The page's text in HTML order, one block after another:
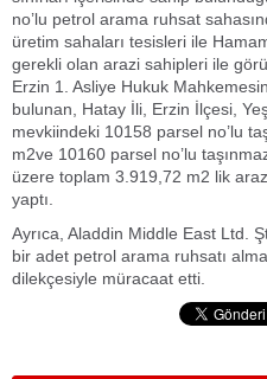
no’lu petrol arama ruhsat
üretim sahaları tesisleri ile
gerekli olan arazi sahipleri ile
Erzin 1. Asliye Hukuk
bulunan, Hatay İli, Erzin İlçesi,
mevkiindeki 10158 parsel no’lu
m2ve 10160 parsel no’lu
üzere toplam 3.919,72 m2 lik
yaptı.
Ayrıca, Aladdin Middle East Ltd.
bir adet petrol arama ruhsatı
dilekçesiyle müracaat etti.